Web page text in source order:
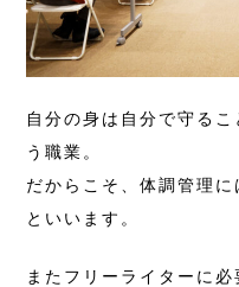
自分の身は自分で守る
う職業。
だからこそ、体調管理
といいます。
またフリーライターに